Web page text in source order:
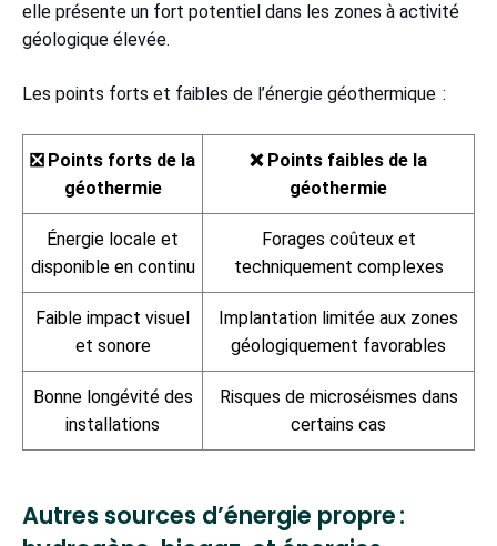
elle présente un fort potentiel dans les zones à activité
géologique élevée.
Les points forts et faibles de l’énergie géothermique :
❎ Points forts de la
géothermie
❌ Points faibles de la
géothermie
Énergie locale et
disponible en continu
Forages coûteux et
techniquement complexes
Faible impact visuel
et sonore
Implantation limitée aux zones
géologiquement favorables
Bonne longévité des
installations
Risques de microséismes dans
certains cas
Autres sources d’énergie propre :